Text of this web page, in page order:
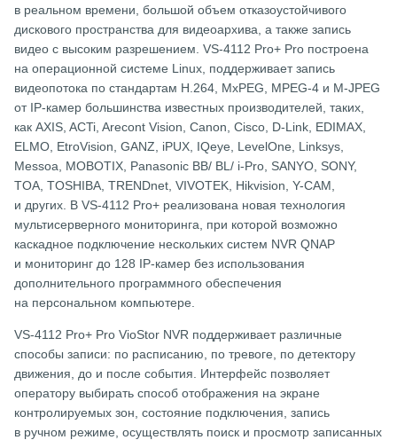
в реальном времени, большой объем отказоустойчивого
дискового пространства для видеоархива, а также запись
видео с высоким разрешением. VS-4112 Pro+ Pro построена
на операционной системе Linux, поддерживает запись
видеопотока по стандартам H.264, MxPEG, MPEG-4 и M-JPEG
от IP-камер большинства известных производителей, таких,
как AXIS, ACTi, Arecont Vision, Canon, Cisco, D-Link, EDIMAX,
ELMO, EtroVision, GANZ, iPUX, IQeye, LevelOne, Linksys,
Messoa, MOBOTIX, Panasonic BB/ BL/ i-Pro, SANYO, SONY,
TOA, TOSHIBA, TRENDnet, VIVOTEK, Hikvision, Y-CAM,
и других. В VS-4112 Pro+ реализована новая технология
мультисерверного мониторинга, при которой возможно
каскадное подключение нескольких систем NVR QNAP
и мониторинг до 128 IP-камер без использования
дополнительного программного обеспечения
на персональном компьютере.
VS-4112 Pro+ Pro VioStor NVR поддерживает различные
способы записи: по расписанию, по тревоге, по детектору
движения, до и после события. Интерфейс позволяет
оператору выбирать способ отображения на экране
контролируемых зон, состояние подключения, запись
в ручном режиме, осуществлять поиск и просмотр записанных